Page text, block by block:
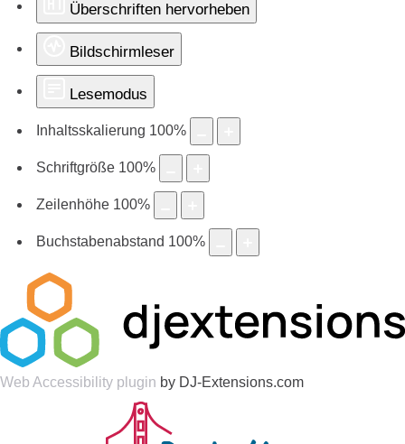
Überschriften hervorheben
Bildschirmleser
Lesemodus
Inhaltsskalierung 100%
Schriftgröße 100%
Zeilenhöhe 100%
Buchstabenabstand 100%
Web Accessibility plugin by DJ-Extensions.com